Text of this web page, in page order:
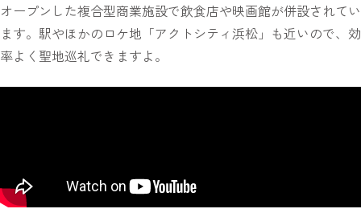
オープンした複合型商業施設で飲食店や映画館が併設されてい
ます。駅やほかのロケ地「アクトシティ浜松」も近いので、効
率よく聖地巡礼できますよ。